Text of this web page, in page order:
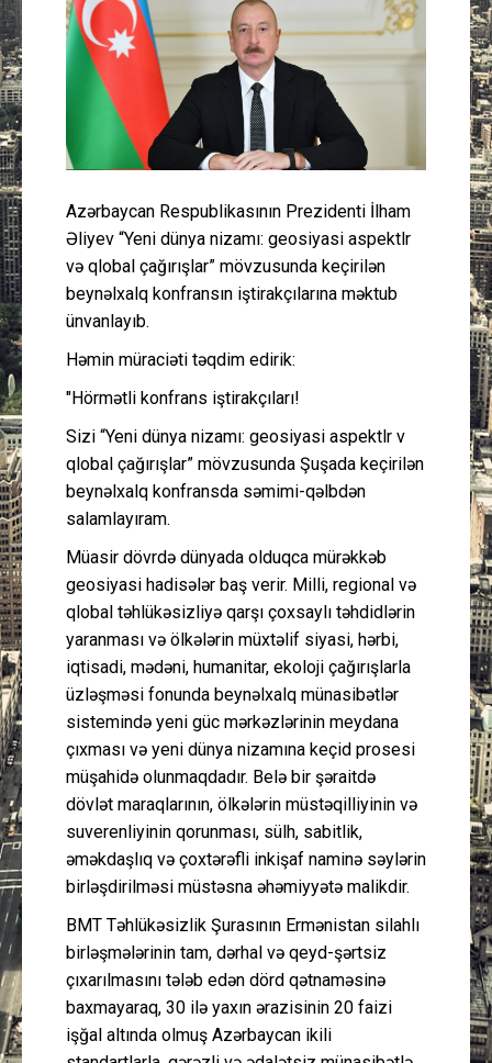
İdman
Layihə
Gündəm
Cəmiyyət
Azərbaycan Respublikasının Prezidenti İlham
Əliyev “Yeni dünya nizamı: geosiyasi aspektlәr
və qlobal çağırışlar” mövzusunda keçirilən
beynəlxalq konfransın iştirakçılarına məktub
ünvanlayıb.
Həmin müraciəti təqdim edirik:
"Hörmətli konfrans iştirakçıları!
Sizi “Yeni dünya nizamı: geosiyasi aspektlәr vә
qlobal çağırışlar” mövzusunda Şuşada keçirilən
beynəlxalq konfransda səmimi-qəlbdən
salamlayıram.
Müasir dövrdə dünyada olduqca mürəkkəb
geosiyasi hadisələr baş verir. Milli, regional və
qlobal təhlükəsizliyə qarşı çoxsaylı təhdidlərin
yaranması və ölkələrin müxtəlif siyasi, hərbi,
iqtisadi, mədəni, humanitar, ekoloji çağırışlarla
üzləşməsi fonunda beynəlxalq münasibətlər
sistemində yeni güc mərkəzlərinin meydana
çıxması və yeni dünya nizamına keçid prosesi
müşahidə olunmaqdadır. Belə bir şəraitdə
dövlət maraqlarının, ölkələrin müstəqilliyinin və
suverenliyinin qorunması, sülh, sabitlik,
əməkdaşlıq və çoxtərəfli inkişaf naminə səylərin
birləşdirilməsi müstəsna əhəmiyyətə malikdir.
BMT Təhlükəsizlik Şurasının Ermənistan silahlı
birləşmələrinin tam, dərhal və qeyd-şərtsiz
çıxarılmasını tələb edən dörd qətnaməsinə
baxmayaraq, 30 ilə yaxın ərazisinin 20 faizi
işğal altında olmuş Azərbaycan ikili